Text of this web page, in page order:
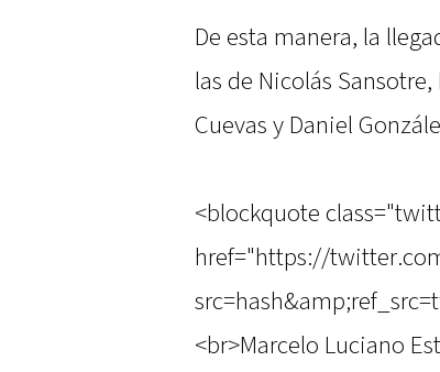
De esta manera, la
las de Nicolás
Cuevas y Daniel
<blockquote
href="https://
<br>Marcelo Luciano